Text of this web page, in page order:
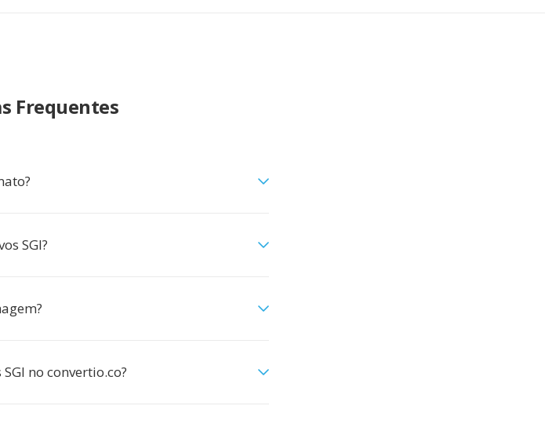
Frequentes
SGI?
no convertio.co?